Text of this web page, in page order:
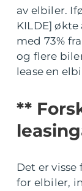
av elbiler.
KILDE]
med 73%
og flere
lease en
**
Det er
for elbiler,